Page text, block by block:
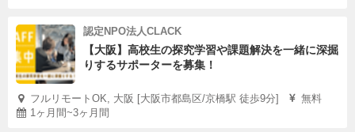
認定NPO法人CLACK
【大阪】高校生の探究学習や課題解決を一緒に深掘
りするサポーターを募集！
フルリモートOK, 大阪 [大阪市都島区/京橋駅 徒歩9分]
無料
1ヶ月間~3ヶ月間